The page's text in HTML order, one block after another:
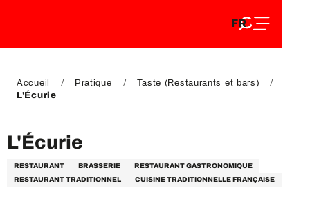
DE
FR
EN
Accueil Pratique
Taste (Restaurants et bars)
L'Écurie
L'Écurie
RESTAURANT BRASSERIE
RESTAURANT GASTRONOMIQUE
RESTAURANT TRADITIONNEL
CUISINE TRADITIONNELLE FRANÇAISE